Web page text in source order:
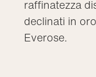
raffinatezza
declinati in
Everose.